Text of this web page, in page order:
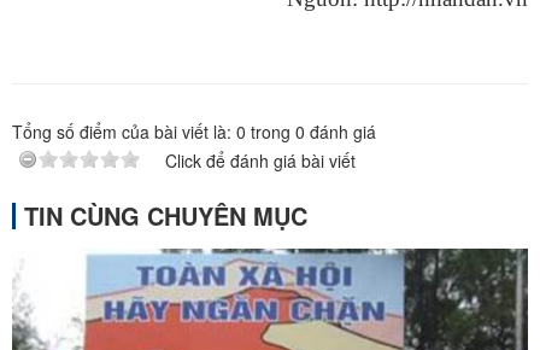
Tổng số điểm của bài viết là: 0 trong 0 đánh giá
Click để đánh giá bài viết
TIN CÙNG CHUYÊN MỤC